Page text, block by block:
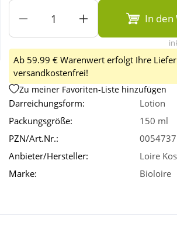
Tierbedarf
Wellness
In den
Ab 59.99 € Warenwert erfolgt Ihre
versandkostenfrei!
Zu meiner Favoriten-Liste hinzufügen
Darreichungsform:
Lotion
Packungsgröße:
150 ml
PZN/Art.Nr.:
Anbieter/Hersteller:
Loire
Marke:
Bioloire